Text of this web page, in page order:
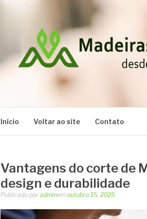
MADEIRAS
Início Voltar ao site Contato
Vantagens do corte de
design e durabilidade
Publicado por adminem outubro 15, 2025